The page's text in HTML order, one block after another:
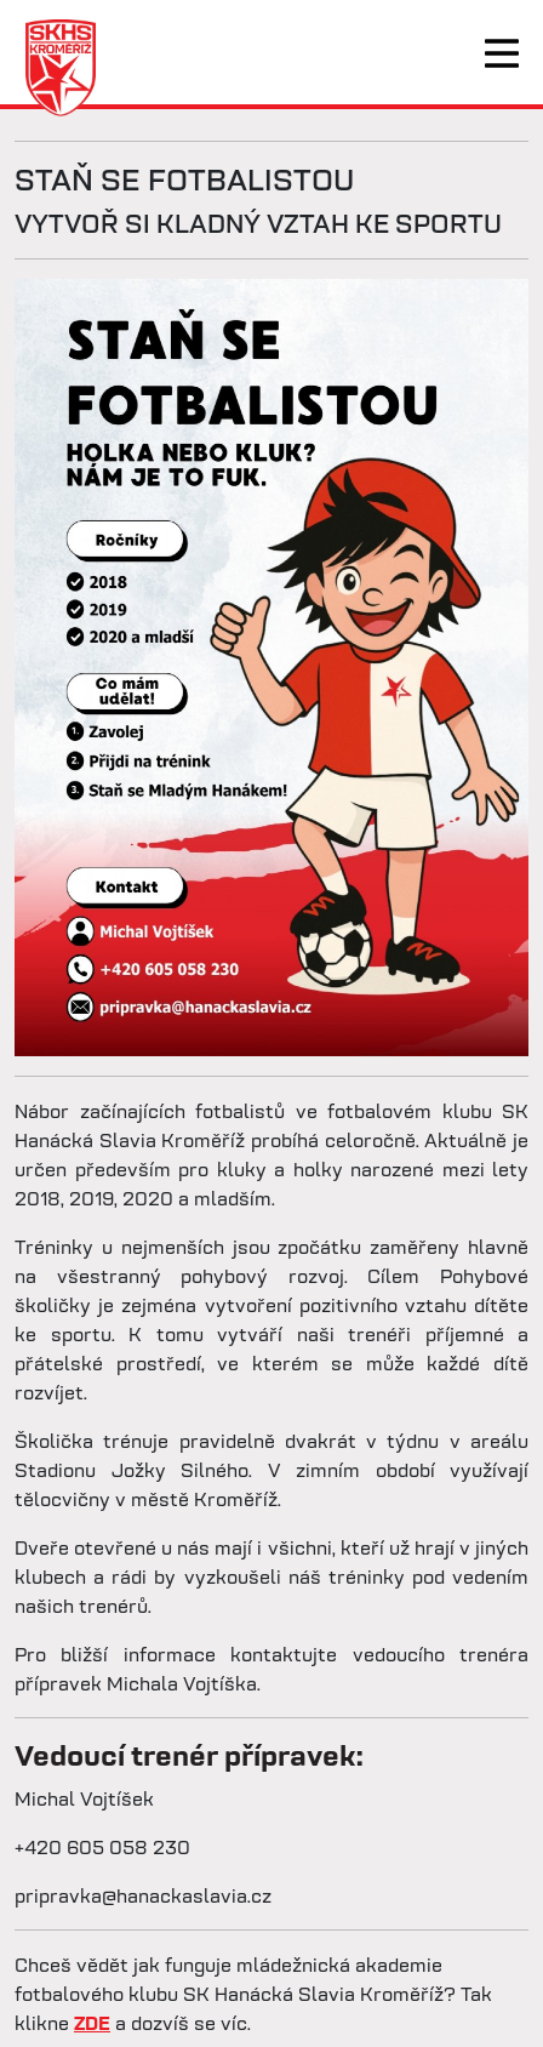
STAŇ SE FOTBALISTOU
VYTVOŘ SI KLADNÝ VZTAH KE SPORTU
Nábor začínajících fotbalistů ve fotbalovém klubu SK
Hanácká Slavia Kroměříž probíhá celoročně. Aktuálně je
určen především pro kluky a holky narozené mezi lety
2018, 2019, 2020 a mladším.
Tréninky u nejmenších jsou zpočátku zaměřeny hlavně
na všestranný pohybový rozvoj. Cílem Pohybové
školičky je zejména vytvoření pozitivního vztahu dítěte
ke sportu. K tomu vytváří naši trenéři příjemné a
přátelské prostředí, ve kterém se může každé dítě
rozvíjet.
Školička trénuje pravidelně dvakrát v týdnu v areálu
Stadionu Jožky Silného. V zimním období využívají
tělocvičny v městě Kroměříž.
Dveře otevřené u nás mají i všichni, kteří už hrají v jiných
klubech a rádi by vyzkoušeli náš tréninky pod vedením
našich trenérů.
Pro bližší informace kontaktujte vedoucího trenéra
přípravek Michala Vojtíška.
Vedoucí trenér přípravek:
Michal Vojtíšek
+420 605 058 230
pripravka@hanackaslavia.cz
Chceš vědět jak funguje mládežnická akademie
fotbalového klubu SK Hanácká Slavia Kroměříž? Tak
klikne ZDE a dozvíš se víc.